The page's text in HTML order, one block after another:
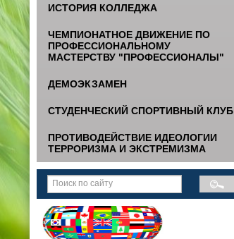
ИСТОРИЯ КОЛЛЕДЖА
ЧЕМПИОНАТНОЕ ДВИЖЕНИЕ ПО
ПРОФЕССИОНАЛЬНОМУ
МАСТЕРСТВУ "ПРОФЕССИОНАЛЫ"
ДЕМОЭКЗАМЕН
СТУДЕНЧЕСКИЙ СПОРТИВНЫЙ КЛУБ
ПРОТИВОДЕЙСТВИЕ ИДЕОЛОГИИ
ТЕРРОРИЗМА И ЭКСТРЕМИЗМА